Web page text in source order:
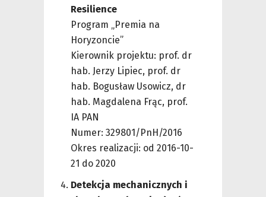
Resilience
Program „Premia na
Horyzoncie”
Kierownik projektu: prof. dr
hab. Jerzy Lipiec, prof. dr
hab. Bogusław Usowicz, dr
hab. Magdalena Frąc, prof.
IA PAN
Numer: 329801/PnH/2016
Okres realizacji: od 2016-10-
21 do 2020
Detekcja mechanicznych i